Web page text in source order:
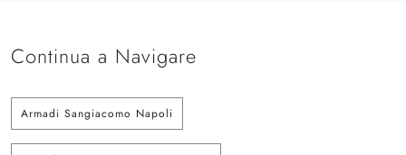
Continua a Navigare
Armadi Sangiacomo Napoli